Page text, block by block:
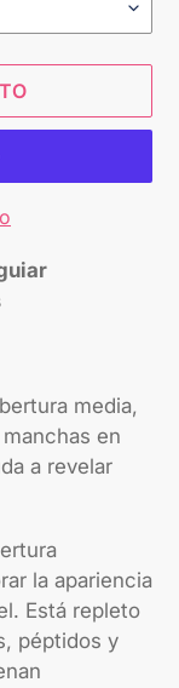
media,
en
a revelar
la apariencia
Está repleto
péptidos y